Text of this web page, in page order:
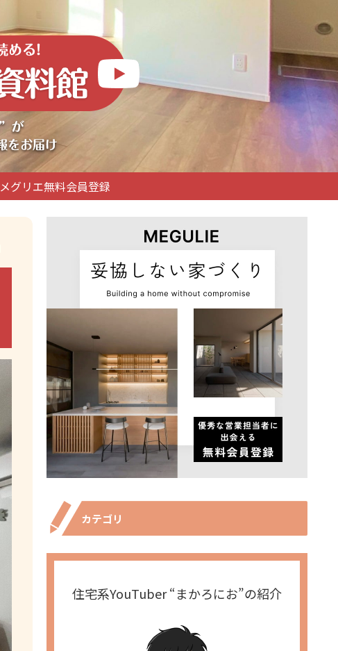
メグリエ無料会員登録
カテゴリ
住宅系YouTuber “まかろにお”の紹介